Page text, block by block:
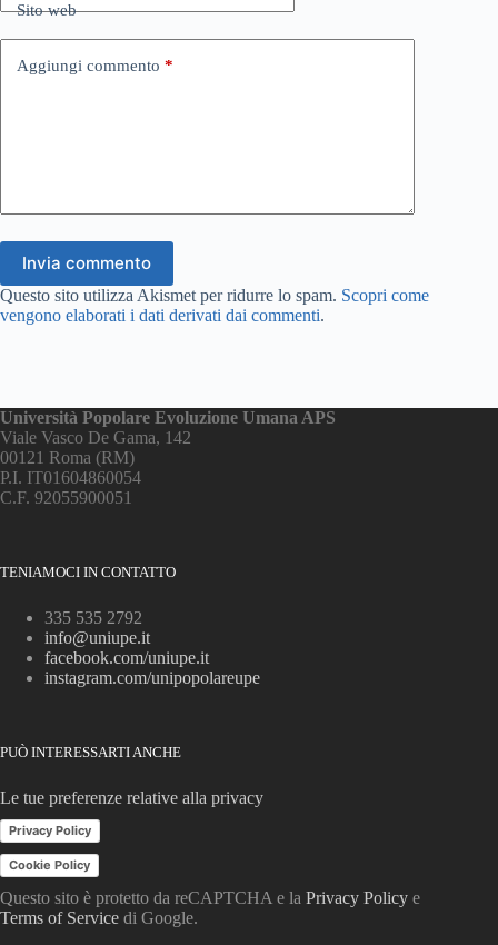
Sito web
Aggiungi commento *
Invia commento
Questo sito utilizza Akismet per ridurre lo spam. Scopri come
vengono elaborati i dati derivati dai commenti.
Università Popolare Evoluzione Umana APS
Viale Vasco De Gama, 142
00121 Roma (RM)
P.I. IT01604860054
C.F. 92055900051
TENIAMOCI IN CONTATTO
335 535 2792
info@uniupe.it
facebook.com/uniupe.it
instagram.com/unipopolareupe
PUÒ INTERESSARTI ANCHE
Le tue preferenze relative alla privacy
Privacy Policy
Cookie Policy
Questo sito è protetto da reCAPTCHA e la Privacy Policy e
Terms of Service di Google.